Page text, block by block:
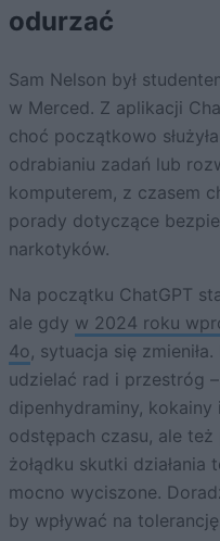
odurzać
Sam Nelson był
w Merced. Z aplikacji
choć początkowo
odrabianiu zadań lub
komputerem, z czasem
porady dotyczące
narkotyków.
Na początku ChatGPT
ale gdy w 2024 roku
4o, sytuacja się
udzielać rad i przestróg
dipenhydraminy,
odstępach czasu, ale też
żołądku skutki
mocno wyciszone.
by wpływać na